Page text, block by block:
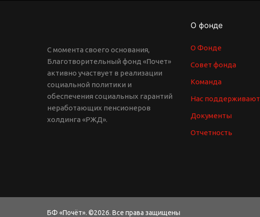
С момента своего основания,
Благотворительный фонд «Почет»
активно участвует в реализации
социальной политики и
обеспечения социальных гарантий
неработающих пенсионеров
холдинга «РЖД».
О фонде
О Фонде
Совет фонда
Команда
Нас поддерживают
Документы
Отчетность
БФ «Почёт». ©2026. Все права защищены